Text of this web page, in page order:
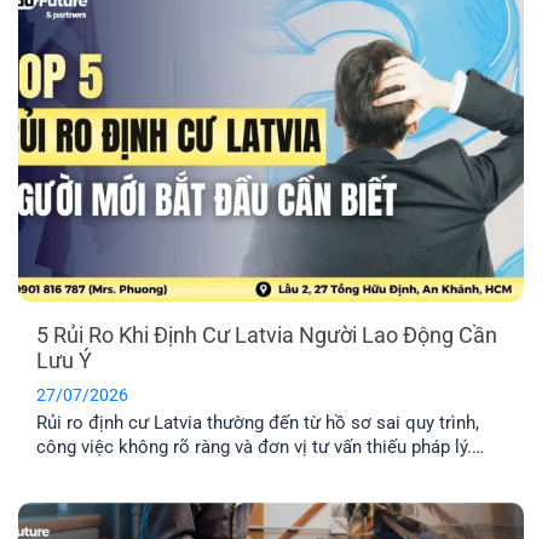
5 Rủi Ro Khi Định Cư Latvia Người Lao Động Cần
Lưu Ý
27/07/2026
Rủi ro định cư Latvia thường đến từ hồ sơ sai quy trình,
công việc không rõ ràng và đơn vị tư vấn thiếu pháp lý.